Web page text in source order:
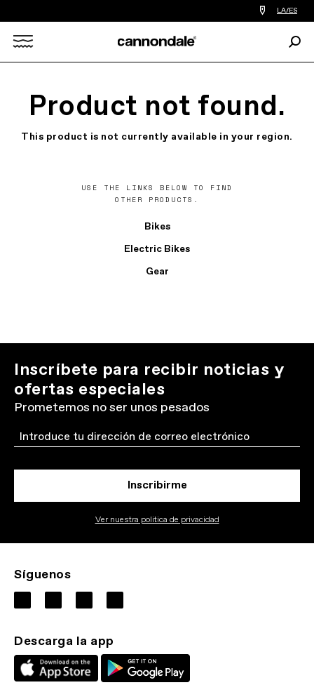
Encontrar
tiedas
bicicletas
de
LA/ES
Product not found.
This product is not currently available in your region.
USE THE LINKS BELOW TO FIND
OTHER PRODUCTS.
Bikes
Electric Bikes
Gear
Inscríbete para recibir noticias y
ofertas especiales
Prometemos no ser unos pesados
Email
Inscribirme
Ver nuestra politica de privacidad
Síguenos
Descarga la app